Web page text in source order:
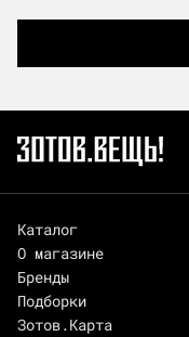
Каталог
О магазине
Бренды
Подборки
Зотов.Карта